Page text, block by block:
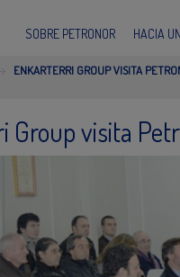
SOBRE PETRONOR HACIA
ENKARTERRI GROUP VISITA
Group visita